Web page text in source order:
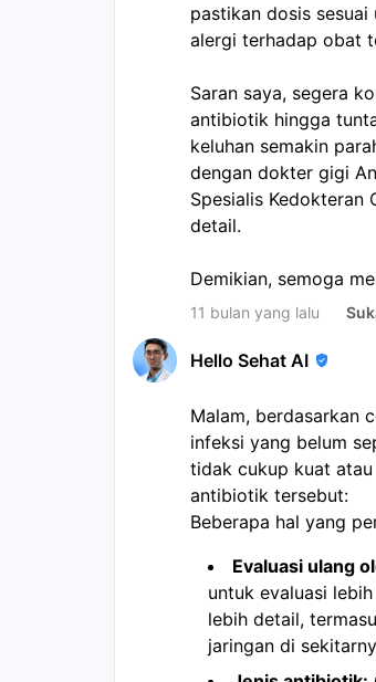
pastikan dosis
alergi terhadap obat
Saran saya, segera
antibiotik hingga
keluhan semakin
dengan dokter gigi
Spesialis Kedokteran
detail.
Demikian, semoga
11 bulan yang lalu
Hello Sehat AI
Malam, berdasarkan
infeksi yang belum
tidak cukup kuat
antibiotik tersebut:
Beberapa hal yang
Evaluasi ulang
untuk evaluasi
lebih detail,
jaringan di